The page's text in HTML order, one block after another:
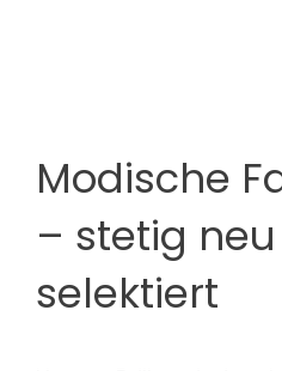
Modische
– stetig
selektiert